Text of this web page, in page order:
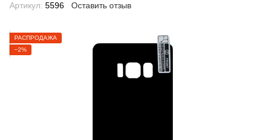
Артикул: 5596 Оставить отзыв
РАСПРОДАЖА
−2%